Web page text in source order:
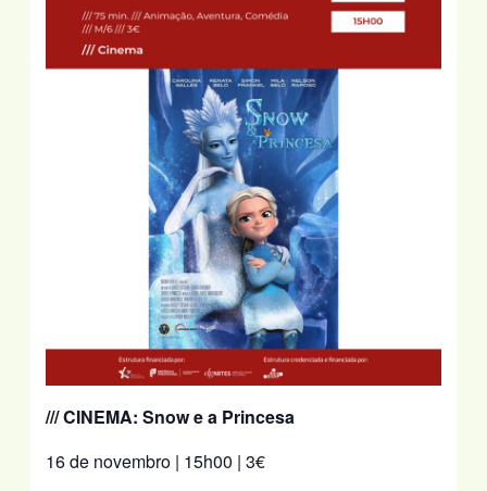
/// CINEMA: Snow e a Princesa
16 de novembro | 15h00 | 3€